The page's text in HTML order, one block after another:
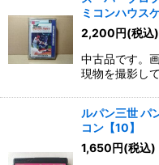
ミコンハウス
2,200円(税込)
中古品です。
現物を撮影し
ルパン三世
コン【10】
1,650円(税込)